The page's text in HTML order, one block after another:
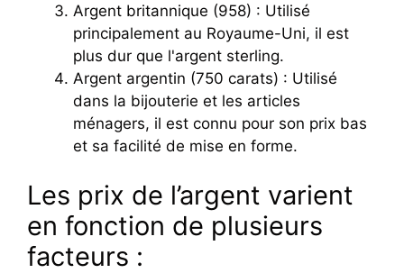
Argent britannique (958) : Utilisé
principalement au Royaume-Uni, il est
plus dur que l'argent sterling.
Argent argentin (750 carats) : Utilisé
dans la bijouterie et les articles
ménagers, il est connu pour son prix bas
et sa facilité de mise en forme.
Les prix de l’argent varient
en fonction de plusieurs
facteurs :